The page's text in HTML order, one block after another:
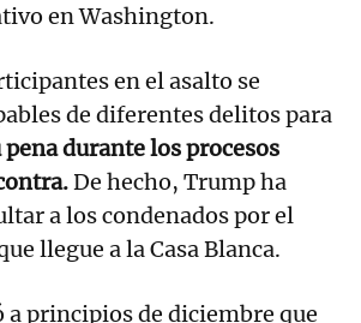
en Washington.
en el asalto se
de diferentes delitos para
durante los procesos
De hecho, Trump ha
a los condenados por el
llegue a la Casa Blanca.
principios de diciembre que